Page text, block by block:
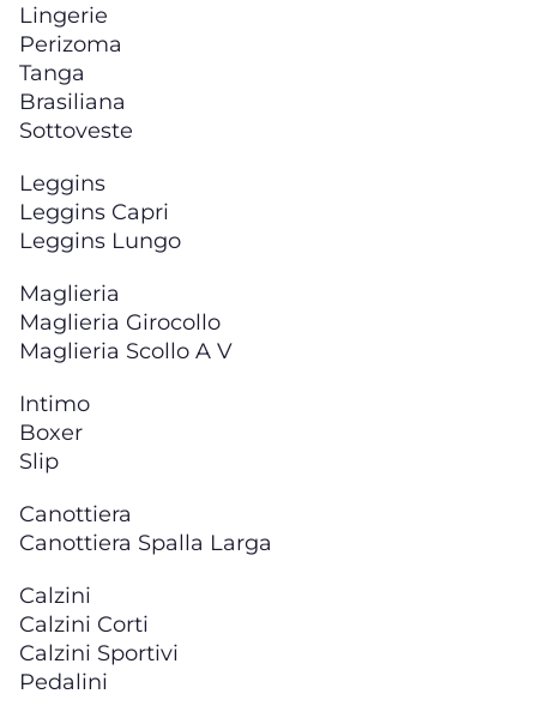
Lingerie
Perizoma
Tanga
Brasiliana
Sottoveste
Leggins
Leggins Capri
Leggins Lungo
Maglieria
Maglieria Girocollo
Maglieria Scollo A V
Intimo
Boxer
Slip
Canottiera
Canottiera Spalla Larga
Calzini
Calzini Corti
Calzini Sportivi
Pedalini